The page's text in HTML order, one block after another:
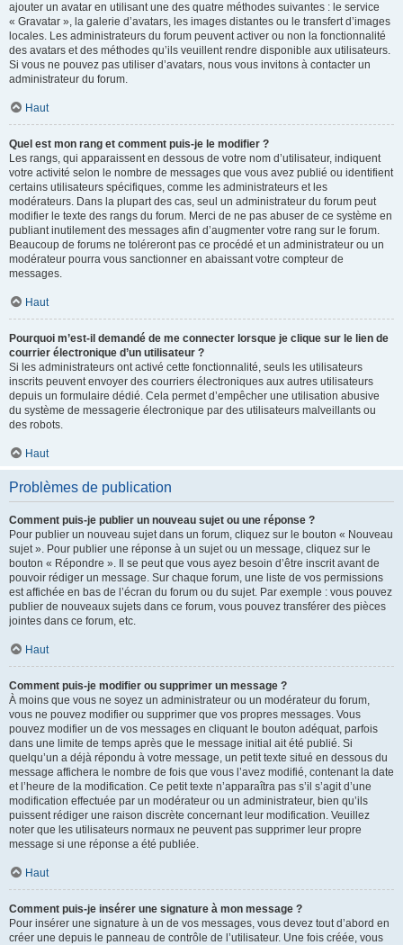
ajouter un avatar en utilisant une des quatre méthodes suivantes : le service
« Gravatar », la galerie d’avatars, les images distantes ou le transfert d’images
locales. Les administrateurs du forum peuvent activer ou non la fonctionnalité
des avatars et des méthodes qu’ils veuillent rendre disponible aux utilisateurs.
Si vous ne pouvez pas utiliser d’avatars, nous vous invitons à contacter un
administrateur du forum.
Haut
Quel est mon rang et comment puis-je le modifier ?
Les rangs, qui apparaissent en dessous de votre nom d’utilisateur, indiquent
votre activité selon le nombre de messages que vous avez publié ou identifient
certains utilisateurs spécifiques, comme les administrateurs et les
modérateurs. Dans la plupart des cas, seul un administrateur du forum peut
modifier le texte des rangs du forum. Merci de ne pas abuser de ce système en
publiant inutilement des messages afin d’augmenter votre rang sur le forum.
Beaucoup de forums ne toléreront pas ce procédé et un administrateur ou un
modérateur pourra vous sanctionner en abaissant votre compteur de
messages.
Haut
Pourquoi m’est-il demandé de me connecter lorsque je clique sur le lien de
courrier électronique d’un utilisateur ?
Si les administrateurs ont activé cette fonctionnalité, seuls les utilisateurs
inscrits peuvent envoyer des courriers électroniques aux autres utilisateurs
depuis un formulaire dédié. Cela permet d’empêcher une utilisation abusive
du système de messagerie électronique par des utilisateurs malveillants ou
des robots.
Haut
Problèmes de publication
Comment puis-je publier un nouveau sujet ou une réponse ?
Pour publier un nouveau sujet dans un forum, cliquez sur le bouton « Nouveau
sujet ». Pour publier une réponse à un sujet ou un message, cliquez sur le
bouton « Répondre ». Il se peut que vous ayez besoin d’être inscrit avant de
pouvoir rédiger un message. Sur chaque forum, une liste de vos permissions
est affichée en bas de l’écran du forum ou du sujet. Par exemple : vous pouvez
publier de nouveaux sujets dans ce forum, vous pouvez transférer des pièces
jointes dans ce forum, etc.
Haut
Comment puis-je modifier ou supprimer un message ?
À moins que vous ne soyez un administrateur ou un modérateur du forum,
vous ne pouvez modifier ou supprimer que vos propres messages. Vous
pouvez modifier un de vos messages en cliquant le bouton adéquat, parfois
dans une limite de temps après que le message initial ait été publié. Si
quelqu’un a déjà répondu à votre message, un petit texte situé en dessous du
message affichera le nombre de fois que vous l’avez modifié, contenant la date
et l’heure de la modification. Ce petit texte n’apparaîtra pas s’il s’agit d’une
modification effectuée par un modérateur ou un administrateur, bien qu’ils
puissent rédiger une raison discrète concernant leur modification. Veuillez
noter que les utilisateurs normaux ne peuvent pas supprimer leur propre
message si une réponse a été publiée.
Haut
Comment puis-je insérer une signature à mon message ?
Pour insérer une signature à un de vos messages, vous devez tout d’abord en
créer une depuis le panneau de contrôle de l’utilisateur. Une fois créée, vous